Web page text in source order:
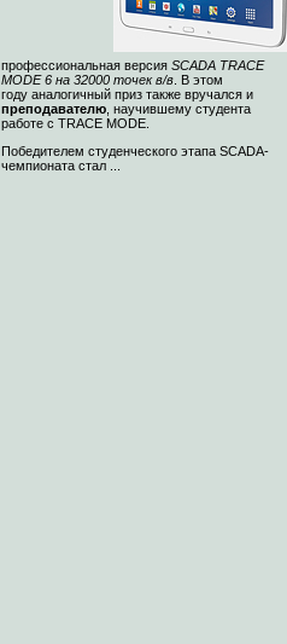
профессиональная версия SCADA TRACE
MODE 6 на 32000 точек в/в . В этом
году аналогичный приз также вручался и
преподавателю , научившему студента
работе с TRACE MODE.
Победителем студенческого этапа SCADA-
чемпионата стал ...